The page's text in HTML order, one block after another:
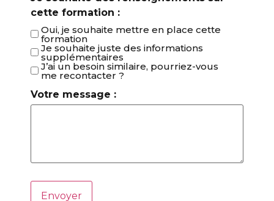
cette formation :
Oui, je souhaite mettre en place cette
formation
Je souhaite juste des informations
supplémentaires
J’ai un besoin similaire, pourriez-vous
me recontacter ?
Votre message :